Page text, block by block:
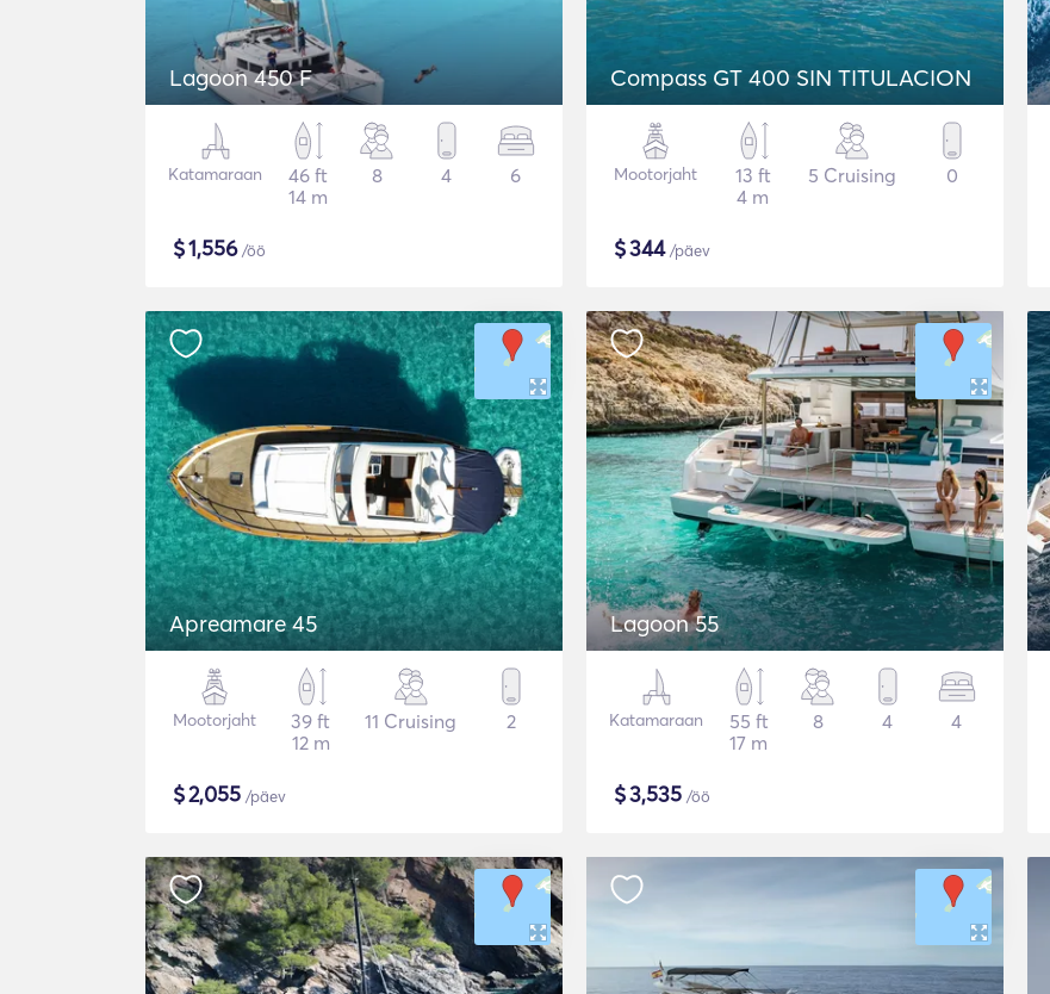
Lagoon 450 F
Katamaraan
46 ft
14 m
8 4 6
$1,556/öö
Compass GT 400 SIN TITULACION
Mootorjaht
13 ft
4 m
5 Cruising 0
$344/päev
Apreamare 45
Mootorjaht
39 ft
12 m
11 Cruising 2
$2,055 /päev
Lagoon 55
Katamaraan
55 ft
17 m
8 4 4
$3,535 /öö